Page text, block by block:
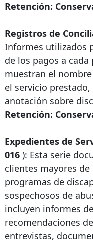
Retención:
Registros de
Informes utilizados
de los pagos a
muestran el
el servicio
anotación sobre
Retención:
Expedientes de
016 ): Esta serie
clientes mayores
programas de
sospechosos de
incluyen informes
recomendaciones
entrevistas,